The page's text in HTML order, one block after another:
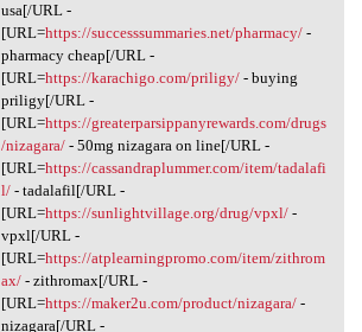
usa[/URL -
[URL=https://successsummaries.net/pharmacy/-
pharmacy cheap[/URL -
[URL=https://karachigo.com/priligy/- buying
priligy[/URL -
[URL=https://greaterparsippanyrewards.com/drugs
/nizagara/- 50mg nizagara on line[/URL -
[URL=https://cassandraplummer.com/item/tadalafi
l/- tadalafil[/URL -
[URL=https://sunlightvillage.org/drug/vpxl/-
vpxl[/URL -
[URL=https://atplearningpromo.com/item/zithrom
ax/- zithromax[/URL -
[URL=https://maker2u.com/product/nizagara/-
nizagara[/URL -